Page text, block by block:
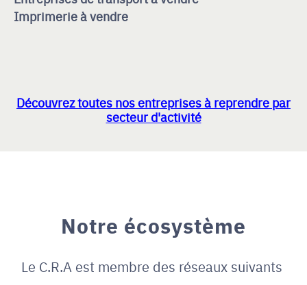
Imprimerie à vendre
Découvrez toutes nos entreprises à reprendre par
secteur d'activité
Notre écosystème
Le C.R.A est membre des réseaux suivants